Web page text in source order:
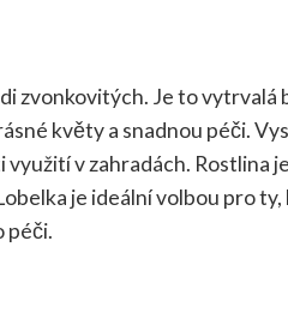
zvonkovitých. Je to vytrvalá
květy a snadnou péči.
v zahradách. Rostlina
je ideální volbou pro
péči.